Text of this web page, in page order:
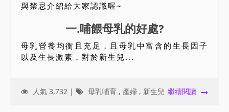
與禁忌介紹給大家認識喔~
一.哺餵母乳的好處?
母乳營養均衡且充足，且母乳中富含的生長因子
以及生長激素，對於新生兒...
人氣 3,732 | 母乳哺育 , 產婦 , 新生兒 繼續閱讀